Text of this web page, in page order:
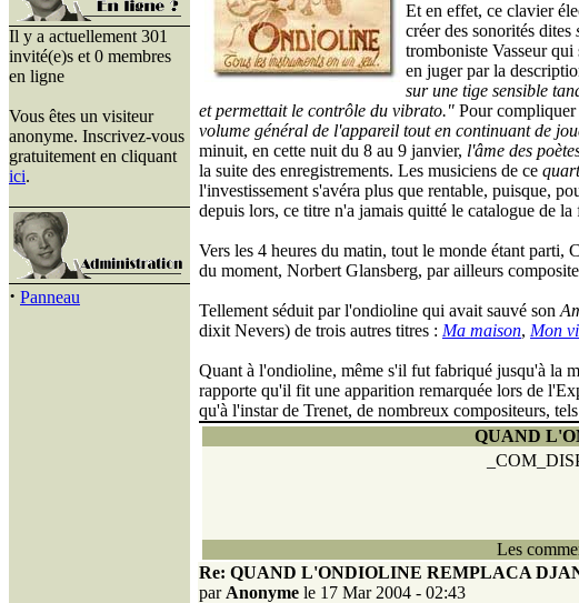
Il y a actuellement 301
invité(e)s et 0 membres
en ligne
Vous êtes un visiteur
anonyme. Inscrivez-vous
gratuitement en cliquant
ici.
· Panneau
Et en effet, ce clavier
créer des sonorités dites
tromboniste Vasseur
en juger par la
sur une tige sensible
et permettait le contrôle du vibrato." Pour compliquer
volume général de l'appareil tout en continuant de
minuit, en cette nuit du 8 au 9 janvier, l'âme des
la suite des enregistrements. Les musiciens de ce
l'investissement s'avéra plus que rentable, puisque,
depuis lors, ce titre n'a jamais quitté le catalogue de la
Vers les 4 heures du matin, tout le monde étant parti,
du moment, Norbert Glansberg, par ailleurs
Tellement séduit par l'ondioline qui avait sauvé son
dixit Nevers) de trois autres titres : Ma maison, Mon
Quant à l'ondioline, même s'il fut fabriqué jusqu'à la
rapporte qu'il fit une apparition remarquée lors de
qu'à l'instar de Trenet, de nombreux compositeurs,
QUAND
Les
Re: QUAND L'ONDIOLINE REMPLACA
par Anonyme le 17 Mar 2004 - 02:43